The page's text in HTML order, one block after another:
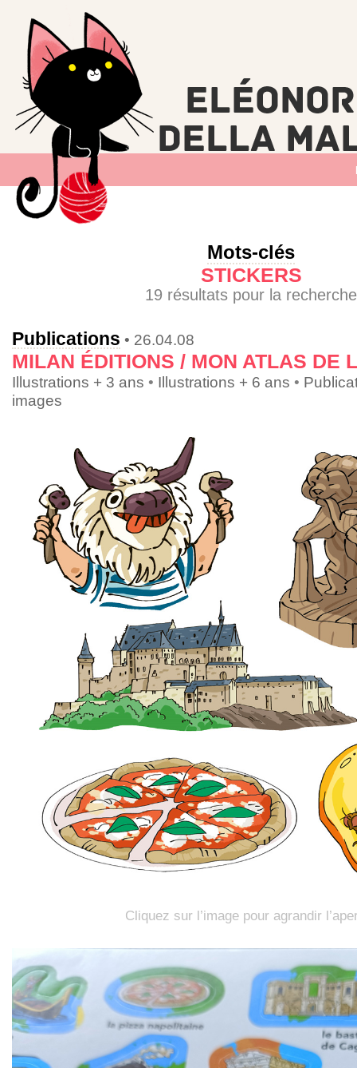
Mots-clés
STICKERS
19 résultats pour la recherche
Publications • 26.04.08
MILAN ÉDITIONS / MON ATLAS DE
Illustrations + 3 ans • Illustrations + 6 ans •
images
Cliquez sur l’image pour agrandir